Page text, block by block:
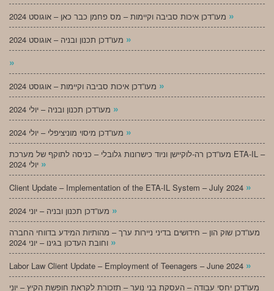
»
»
»
»
»
»
מעו”דכן רה-לוקיישן וניוד כישרונות גלובלי – כניסה לתוקף של מערכת ETA-IL –
»
Client Update – Implementation of the ETA-IL System – July 2024 »
»
מעו”דכן שוק הון – חידושים בדיני ניירות ערך – מהותיות המידע בדווחי החברה
»
Labor Law Client Update – Employment of Teenagers – June 2024 »
מעו”דכן יחסי עבודה – העסקת בני נוער – תזכורת לקראת חופשת הקיץ – יוני